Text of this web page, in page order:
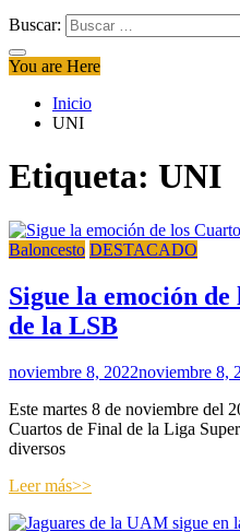
Buscar:
You are Here
Inicio
UNI
Etiqueta: UNI
Baloncesto DESTACADO
Sigue la emoción
de la LSB
noviembre 8, 2022noviembre 8,
Este martes 8 de noviembre del
Cuartos de Final de la Liga
diversos
Leer más>>